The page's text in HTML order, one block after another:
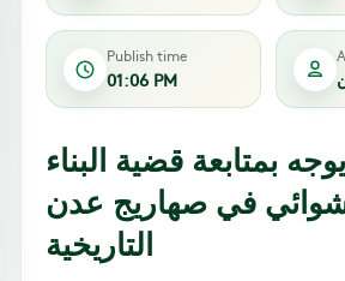
Publish time
01:06 PM
بمتابعة قضية البناء
في صهاريج عدن
التاريخية